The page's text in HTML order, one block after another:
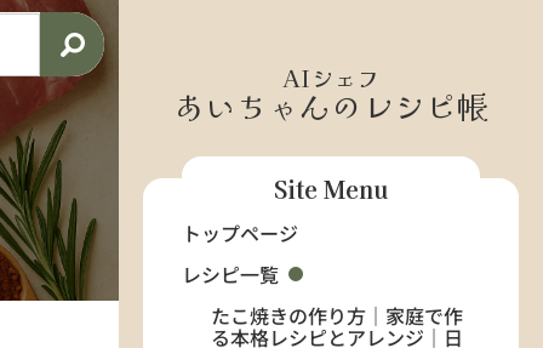
AIシェフ
あいちゃんのレシピ帳
Site Menu
トップページ
レシピ一覧
たこ焼きの作り方｜家庭で作
る本格レシピとアレンジ｜日